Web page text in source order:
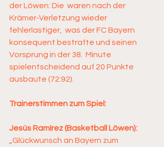
der Löwen: Die  waren nach der
Krämer-Verletzung wieder
fehlerlastiger,  was der FC Bayern
konsequent bestrafte und seinen
Vorsprung in der 38.  Minute
spielentscheidend auf 20 Punkte
ausbaute (72:92).
Trainerstimmen zum Spiel:
Jesús Ramírez (Basketball Löwen):
„Glückwunsch an Bayern zum